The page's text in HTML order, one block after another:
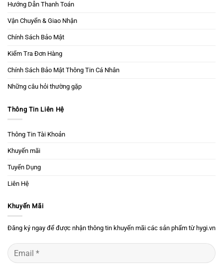
Hướng Dẫn Thanh Toán
Vận Chuyển & Giao Nhận
Chính Sách Bảo Mật
Kiểm Tra Đơn Hàng
Chính Sách Bảo Mật Thông Tin Cá Nhân
Những câu hỏi thường gặp
Thông Tin Liên Hệ
Thông Tin Tài Khoản
Khuyến mãi
Tuyển Dụng
Liên Hệ
Khuyến Mãi
Đăng ký ngay để được nhận thông tin khuyến mãi các sản phẩm từ hygi.vn